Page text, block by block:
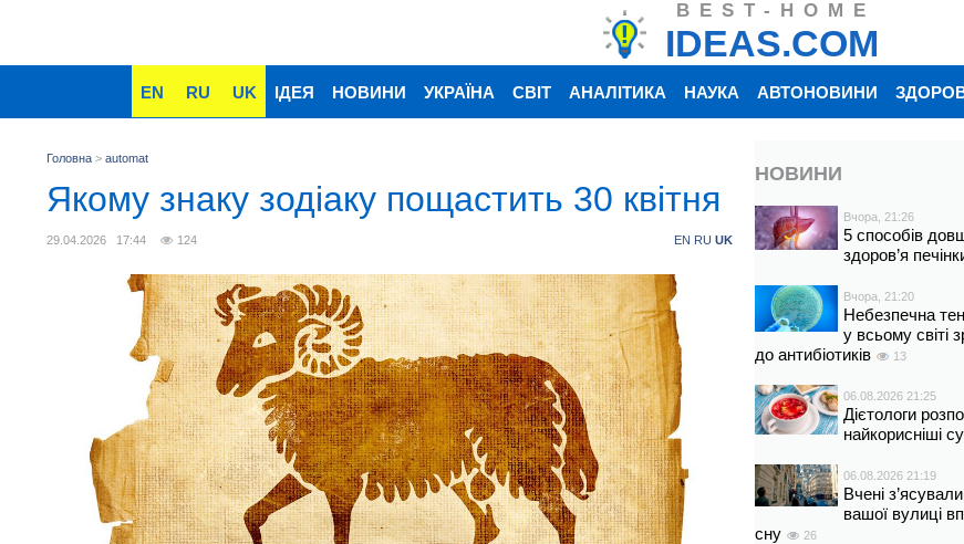
BEST-HOME
IDEAS.COM
EN RU UK ІДЕЯ НОВИНИ УКРАЇНА СВІТ АНАЛІТИКА НАУКА АВТОНОВИНИ
Головна > automat
Якому знаку зодіаку пощастить 30 квітня
29.04.2026 17:44 124 EN RU UK
НОВИНИ
Вчора, 21:26
5 способів
здоров’я
Вчора, 21:20
Небезпечна
у всьому світі
до антибіотиків
13
06.08.2026 21:25
Дієтологи
найкорисніші
06.08.2026 21:19
Вчені
вашої вулиці
сну
26